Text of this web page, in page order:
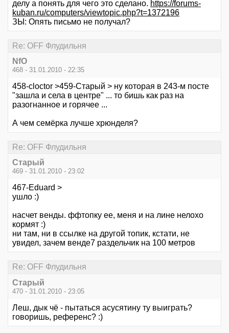
делу а понять для чего это сделано. https://forums-
kuban.ru/computers/viewtopic.php?t=1372196
ЗЫ: Опять письмо не получал?
Re: OFF Флудильня
NfO
468 - 31.01.2010 - 22:35
458-cloctor >459-Старый > ну которая в 243-м посте
"зашла и села в центре" ... то бишь как раз на
разогнанное и горячее ...
А чем семёрка лучше хрюнделя?
Re: OFF Флудильня
Старый
469 - 31.01.2010 - 23:02
467-Eduard >
ушло :)
насчет венды. ффтопку ее, меня и на лине нелохо
кормят :)
ни там, ни в ссылке на другой топик, кстати, не
увидел, зачем венде7 раздельчик на 100 метров
Re: OFF Флудильня
Старый
470 - 31.01.2010 - 23:05
Леш, дык чё - пытаться асусятину ту выиграть?
говоришь, референс? :)